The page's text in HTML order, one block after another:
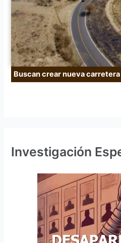
Buscan crear nueva
Investigación